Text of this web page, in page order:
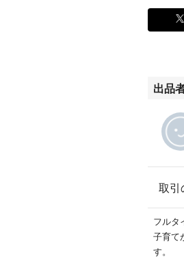
出品
取引
フルタ
子育て
す。